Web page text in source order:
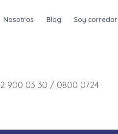
Nosotros Blog Soy corredor
2 900 03 30 / 0800 0724